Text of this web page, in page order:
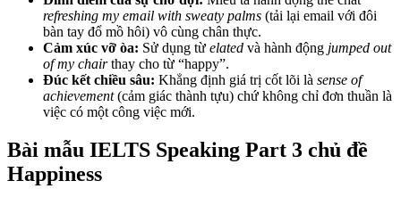
refreshing my email with sweaty palms (tải lại email với đôi
bàn tay đổ mồ hôi) vô cùng chân thực.
Cảm xúc vỡ òa: Sử dụng từ elated và hành động jumped out
of my chairthay cho từ “happy”.
Đúc kết chiều sâu: Khẳng định giá trị cốt lõi là sense of
achievement(cảm giác thành tựu) chứ không chỉ đơn thuần là
việc có một công việc mới.
Bài mẫu IELTS Speaking Part 3 chủ đề
Happiness